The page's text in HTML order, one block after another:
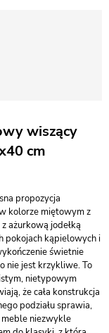
wiszący
cm
propozycja
kolorze miętowym z
ażurkową jodełką
pokojach kąpielowych i
świetnie
nie jest krzykliwe. To
nietypowym
że cała konstrukcja
podziału sprawia,
meble niezwykle